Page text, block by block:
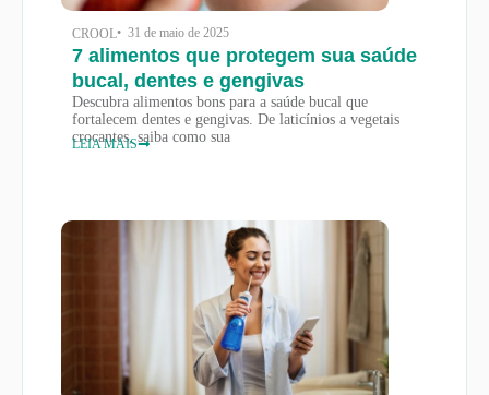
CROOL• 31 de maio de 2025
7 alimentos que protegem sua saúde
bucal, dentes e gengivas
Descubra alimentos bons para a saúde bucal que
fortalecem dentes e gengivas. De laticínios a vegetais
crocantes, saiba como sua
LEIA MAIS